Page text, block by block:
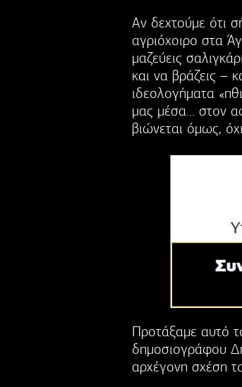
Αν δεχτούµε ότι
αγριόχοιρο στα
µαζεύεις
και να βράζεις –
ιδεολογήµατα
µας µέσα… στον
βιώνεται όµως,
Προτάξαμε αυτό
δημοσιογράφου
αρχέγονη σχέση